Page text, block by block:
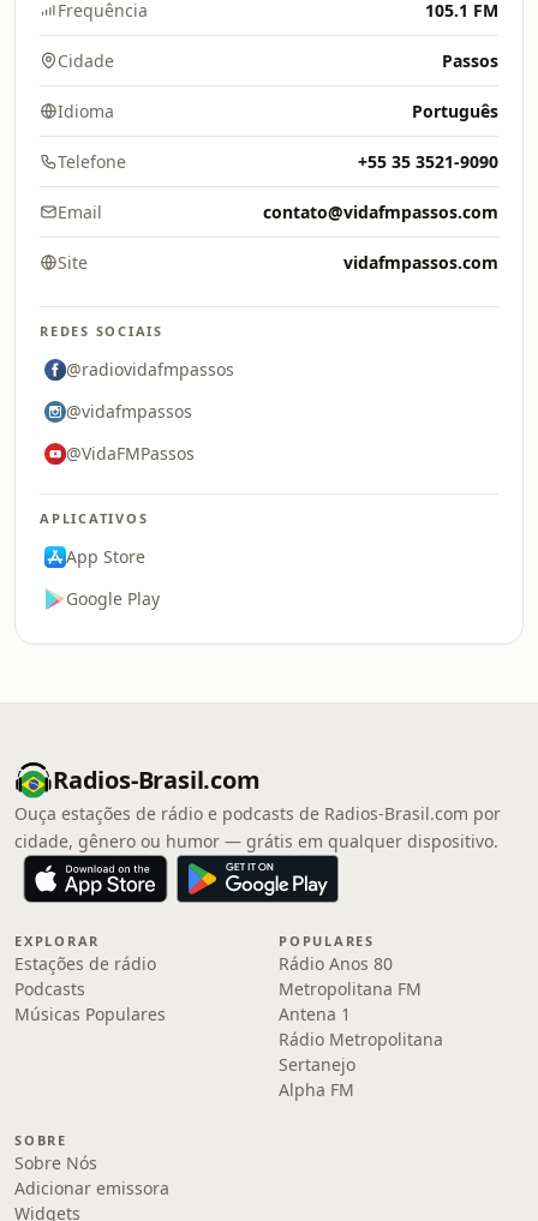
Frequência 105.1 FM
Cidade Passos
Idioma Português
Telefone +55 35 3521-9090
Email contato@vidafmpassos.com
Site vidafmpassos.com
REDES SOCIAIS
@radiovidafmpassos
@vidafmpassos
@VidaFMPassos
APLICATIVOS
App Store
Google Play
Radios-Brasil.com
Ouça estações de rádio e podcasts de Radios-Brasil.com por
cidade, gênero ou humor — grátis em qualquer dispositivo.
EXPLORAR
Estações de rádio
Podcasts
Músicas Populares
POPULARES
Rádio Anos 80
Metropolitana FM
Antena 1
Rádio Metropolitana
Sertanejo
Alpha FM
SOBRE
Sobre Nós
Adicionar emissora
Widgets